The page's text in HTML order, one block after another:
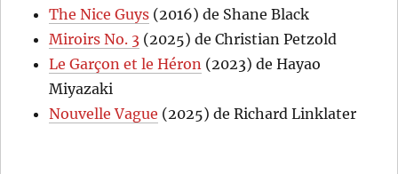
The Nice Guys (2016) de Shane Black
Miroirs No. 3 (2025) de Christian Petzold
Le Garçon et le Héron (2023) de Hayao
Miyazaki
Nouvelle Vague (2025) de Richard Linklater